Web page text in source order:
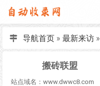
导航首页» 最新来访»
搬砖联盟
站点域名：www.dwwc8.com